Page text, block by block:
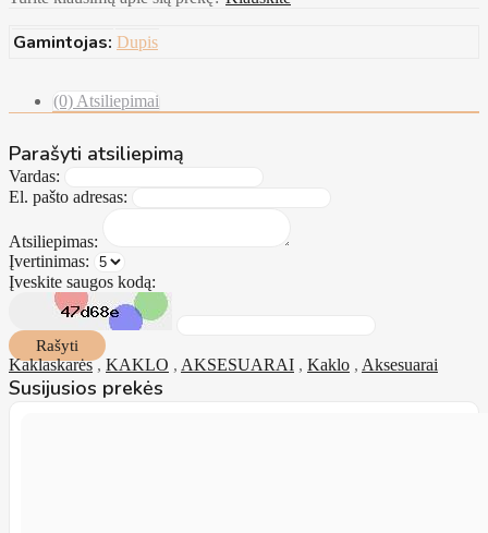
Gamintojas: Dupis
(0) Atsiliepimai
Parašyti atsiliepimą
Vardas:
El. pašto adresas:
Atsiliepimas:
Įvertinimas:
Įveskite saugos kodą:
Rašyti
Kaklaskarės, KAKLO , AKSESUARAI , Kaklo , Aksesuarai
Susijusios prekės